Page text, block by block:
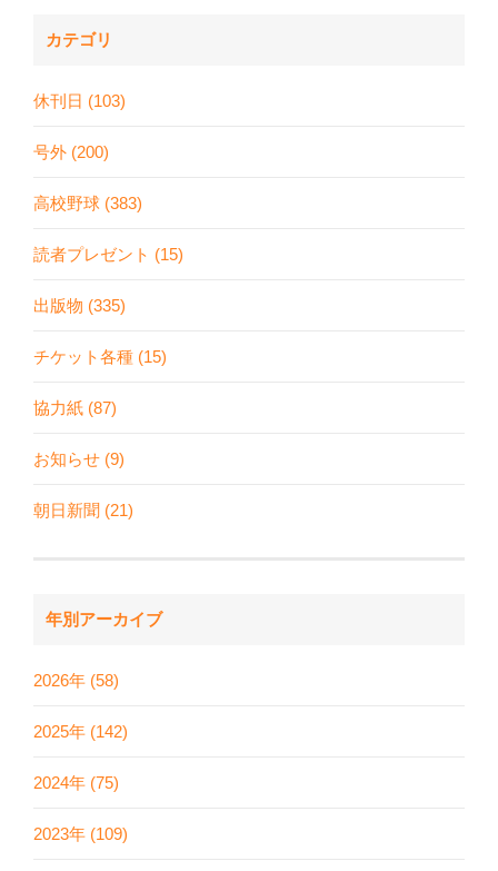
カテゴリ
休刊日 (103)
号外 (200)
高校野球 (383)
読者プレゼント (15)
出版物 (335)
チケット各種 (15)
協力紙 (87)
お知らせ (9)
朝日新聞 (21)
年別アーカイブ
2026年 (58)
2025年 (142)
2024年 (75)
2023年 (109)